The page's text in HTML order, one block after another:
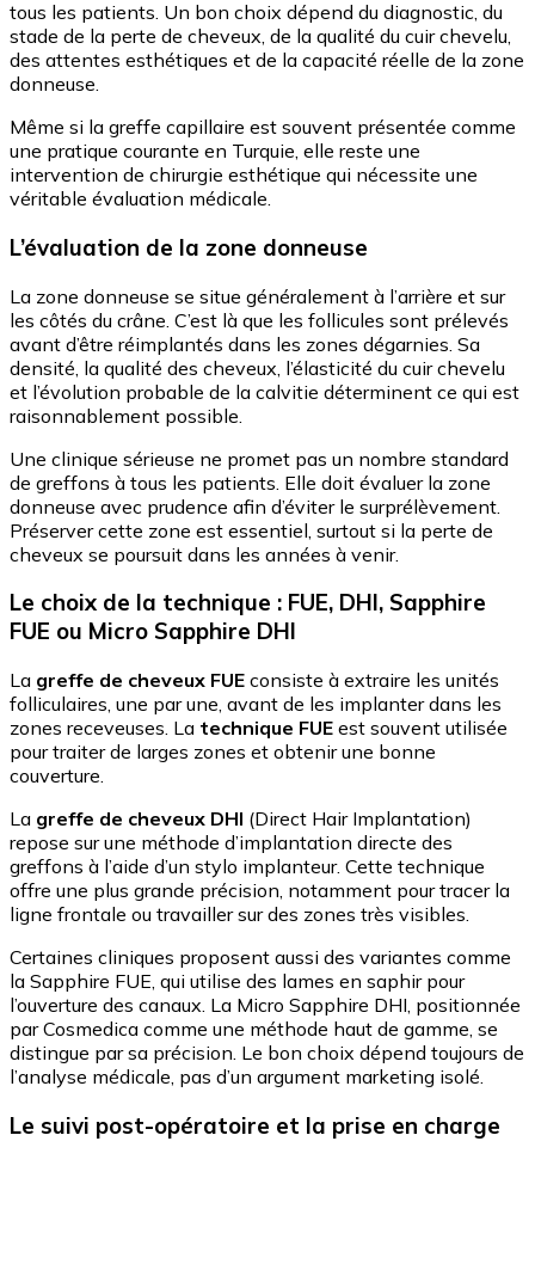
tous les patients. Un bon choix dépend du diagnostic, du
stade de la perte de cheveux, de la qualité du cuir chevelu,
des attentes esthétiques et de la capacité réelle de la zone
donneuse.
Même si la greffe capillaire est souvent présentée comme
une pratique courante en Turquie, elle reste une
intervention de chirurgie esthétique qui nécessite une
véritable évaluation médicale.
L’évaluation de la zone donneuse
La zone donneuse se situe généralement à l’arrière et sur
les côtés du crâne. C’est là que les follicules sont prélevés
avant d’être réimplantés dans les zones dégarnies. Sa
densité, la qualité des cheveux, l’élasticité du cuir chevelu
et l’évolution probable de la calvitie déterminent ce qui est
raisonnablement possible.
Une clinique sérieuse ne promet pas un nombre standard
de greffons à tous les patients. Elle doit évaluer la zone
donneuse avec prudence afin d’éviter le surprélèvement.
Préserver cette zone est essentiel, surtout si la perte de
cheveux se poursuit dans les années à venir.
Le choix de la technique : FUE, DHI, Sapphire
FUE ou Micro Sapphire DHI
La greffe de cheveux FUE consiste à extraire les unités
folliculaires, une par une, avant de les implanter dans les
zones receveuses. La technique FUE est souvent utilisée
pour traiter de larges zones et obtenir une bonne
couverture.
La greffe de cheveux DHI (Direct Hair Implantation)
repose sur une méthode d’implantation directe des
greffons à l’aide d’un stylo implanteur. Cette technique
offre une plus grande précision, notamment pour tracer la
ligne frontale ou travailler sur des zones très visibles.
Certaines cliniques proposent aussi des variantes comme
la Sapphire FUE, qui utilise des lames en saphir pour
l’ouverture des canaux. La Micro Sapphire DHI, positionnée
par Cosmedica comme une méthode haut de gamme, se
distingue par sa précision. Le bon choix dépend toujours de
l’analyse médicale, pas d’un argument marketing isolé.
Le suivi post-opératoire et la prise en charge